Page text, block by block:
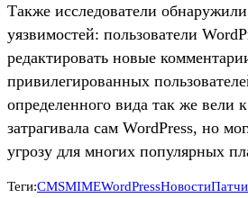
Также исследователи
уязвимостей: пользователи
редактировать новые
привилегированных
определенного вида так же вели
затрагивала сам WordPress, но
угрозу для многих популярных
Теги:CMSMIMEWordPressНовостиПатчи